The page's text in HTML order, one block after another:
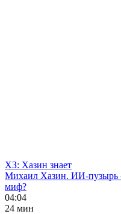
ХЗ: Хазин знает
Михаил Хазин. ИИ-пузырь
миф?
04:04
24 мин